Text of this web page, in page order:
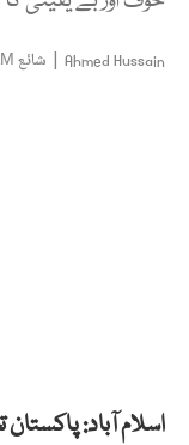
Ahmed Hussain
| شائع
اسلام آباد: